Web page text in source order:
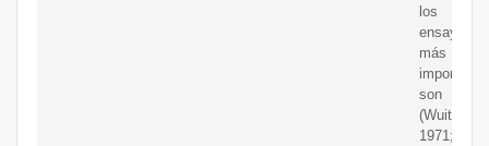
los
ensayos
más
son
(Wuithier,
1971;